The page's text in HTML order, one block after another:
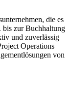
die es
bis zur Buchhaltung
und zuverlässig
Operations
von